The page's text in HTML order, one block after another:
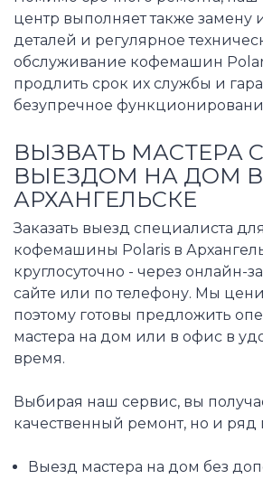
центр выполняет также замену
деталей и регулярное
обслуживание кофемашин
продлить срок их службы и
безупречное
ВЫЗВАТЬ МАСТЕРА С
ВЫЕЗДОМ НА ДОМ В
АРХАНГЕЛЬСКЕ
Заказать выезд специалиста
кофемашины Polaris в
круглосуточно - через онлайн-
сайте или по телефону. Мы
поэтому готовы предложить
мастера на дом или в офис в
время.
Выбирая наш сервис, вы
качественный ремонт, но и ряд
Выезд мастера на дом без